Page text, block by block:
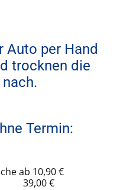
Auto per Hand
trocknen die
Termin:
ab 10,90 €
39,00 €